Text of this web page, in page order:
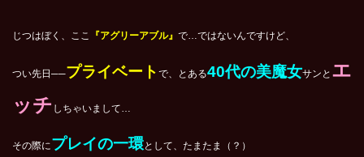
じつはぼく、ここ 『アグリーアブル』 で…ではないんですけど、
つい先日──プライベート で、とある40代の美魔女サンと エ
ッチ しちゃいまして…
その際にプレイの一環として、たまたま（？）